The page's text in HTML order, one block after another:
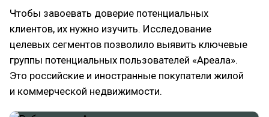
Чтобы завоевать доверие потенциальных
клиентов, их нужно изучить. Исследование
целевых сегментов позволило выявить ключевые
группы потенциальных пользователей «Ареала».
Это российские и иностранные покупатели жилой
и коммерческой недвижимости.